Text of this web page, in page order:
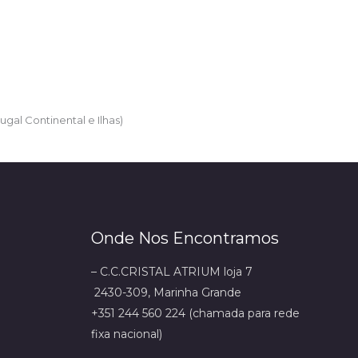
Continental e Ilhas)
Onde Nos Encontramos
– C.C.CRISTAL ATRIUM loja 7
2430-309, Marinha Grande
+351 244 560 224 (chamada para rede
fixa nacional)